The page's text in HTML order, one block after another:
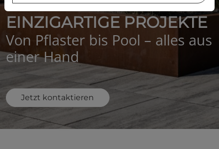
EINZIGARTIGE PROJEKTE
Von Pflaster bis Pool – alles aus
einer Hand
Jetzt kontaktieren